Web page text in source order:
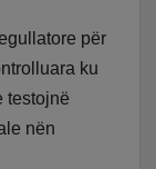
për
ku
testojnë
nën